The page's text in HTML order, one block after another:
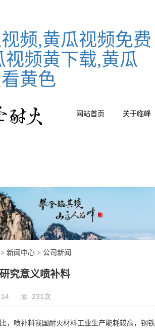
频,黄瓜视频免费
视频黄下载,黄瓜
黄色
网站首页 关于临峰
> 新闻中心 > 公司新闻
究意义喷补料
231次
，喷补料我国耐火材料工业生产能耗较高，钢